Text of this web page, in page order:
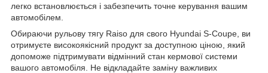
легко встановлюється і забезпечить точне керування вашим
автомобілем.
Обираючи рульову тягу Raiso для свого Hyundai S-Coupe, ви
отримуєте високоякісний продукт за доступною ціною, який
допоможе підтримувати відмінний стан кермової системи
вашого автомобіля. Не відкладайте заміну важливих